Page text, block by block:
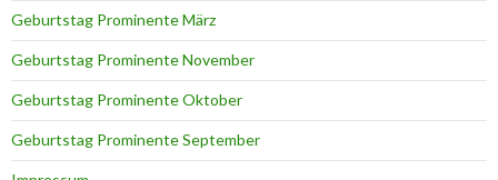
Geburtstag Prominente März
Geburtstag Prominente November
Geburtstag Prominente Oktober
Geburtstag Prominente September